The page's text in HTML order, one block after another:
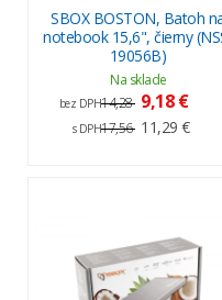
SBOX BOSTON, Batoh
notebook 15,6", čierny
19056B)
Na sklade
bez DPH14,28 9,18 €
s DPH17,56 11,29 €